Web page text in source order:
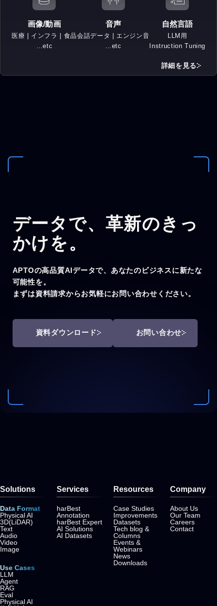
画像/動画
医療 | インフラ | 食品
…etc
音声
会話データ | エンジン音
…etc
自然言語
LLM用
Instruction Tuning
詳細を見る
データで、 革新のきっ
かけを。
APTOの高品質AIデータで、あなたのビジネスに新たな
可能性を。
まずは資料請求からお気軽にお問い合わせください。
資料ダウンロード お問い合わせ
Solutions
Data Format
Physical AI
3D(LiDAR)
Text
Audio
Video
Image
Use Cases
LLM
Agent
RAG
Eval
Physical AI
Services
harBest
Annotation
harBest Expert
AI Solutions
AI Datasets
Resources
Case Studies
Improvements
Datasets
Tech blog &
Columns
Events &
Webinars
News
Downloads
Company
About Us
Our Team
Careers
Contact